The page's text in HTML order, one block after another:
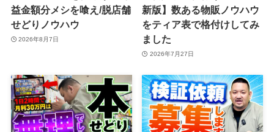
益金額分メシを喰え/脱店舗
せどりノウハウ
2026年8月7日
新版】数ある物販ノウハウ
をティア表で格付けしてみ
ました
2026年7月27日